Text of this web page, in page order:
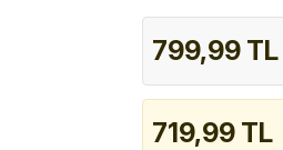
799,99 TL
719,99 TL